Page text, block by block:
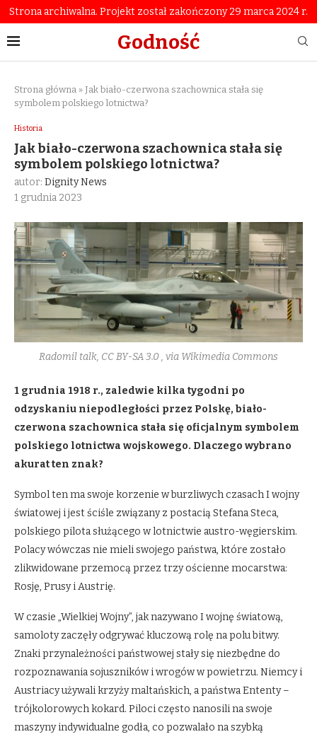
Strona archiwalna. Projekt został zakończony 29 marca 2024 r.
Godność
Strona główna » Jak biało-czerwona szachownica stała się
symbolem polskiego lotnictwa?
Historia
Jak biało-czerwona szachownica stała się
symbolem polskiego lotnictwa?
autor: Dignity News
1 grudnia 2023
Radomil talk, CC BY-SA 3.0 , via Wikimedia Commons
1 grudnia 1918 r., zaledwie kilka tygodni po
odzyskaniu niepodległości przez Polskę, biało-
czerwona szachownica stała się oficjalnym symbolem
polskiego lotnictwa wojskowego. Dlaczego wybrano
akurat ten znak?
Symbol ten ma swoje korzenie w burzliwych czasach I wojny
światowej i jest ściśle związany z postacią Stefana Steca,
polskiego pilota służącego w lotnictwie austro-węgierskim.
Polacy wówczas nie mieli swojego państwa, które zostało
zlikwidowane przemocą przez trzy ościenne mocarstwa:
Rosję, Prusy i Austrię.
W czasie „Wielkiej Wojny”, jak nazywano I wojnę światową,
samoloty zaczęły odgrywać kluczową rolę na polu bitwy.
Znaki przynależności państwowej stały się niezbędne do
rozpoznawania sojuszników i wrogów w powietrzu. Niemcy i
Austriacy używali krzyży maltańskich, a państwa Ententy –
trójkolorowych kokard. Piloci często nanosili na swoje
maszyny indywidualne godła, co pozwalało na szybką